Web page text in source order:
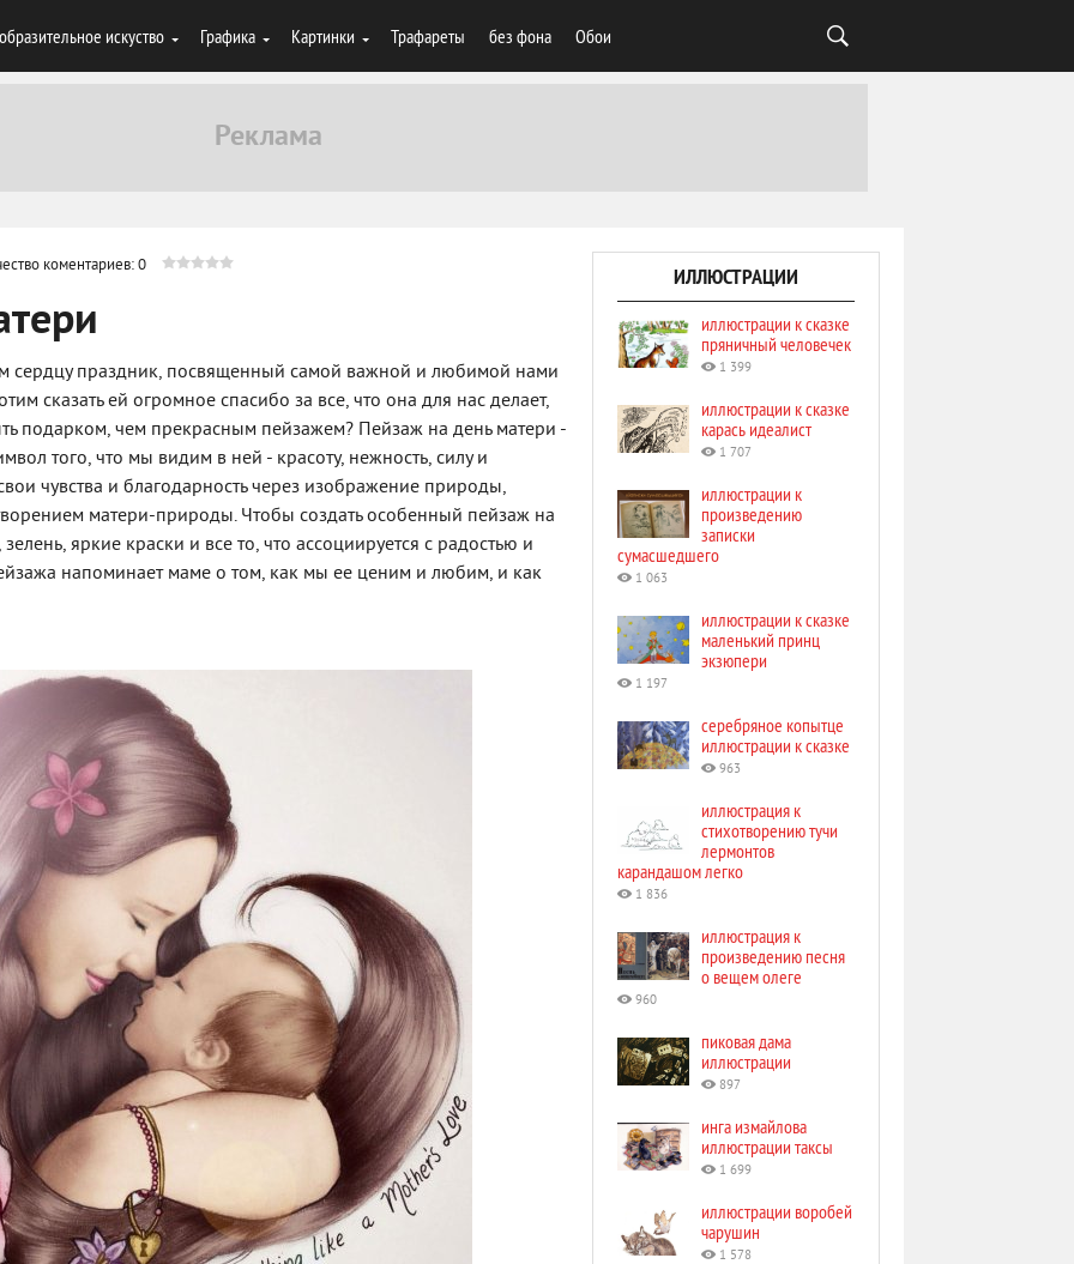
искуство Графика Картинки Трафареты без фона Обои
коментариев: 0
сердцу праздник, посвященный самой важной и любимой нами
сказать ей огромное спасибо за все, что она для нас делает,
подарком, чем прекрасным пейзажем? Пейзаж на день матери -
того, что мы видим в ней - красоту, нежность, силу и
чувства и благодарность через изображение природы,
матери-природы. Чтобы создать особенный пейзаж на
яркие краски и все то, что ассоциируется с радостью и
напоминает маме о том, как мы ее ценим и любим, и как
ИЛЛЮСТРАЦИИ
иллюстрации к сказке
пряничный человечек
1 399
иллюстрации к сказке
карась идеалист
1 707
иллюстрации к
произведению
записки
сумасшедшего
1 063
иллюстрации к сказке
маленький принц
экзюпери
1 197
серебряное копытце
иллюстрации к сказке
963
иллюстрация к
стихотворению тучи
лермонтов
карандашом легко
1 836
иллюстрация к
произведению песня
о вещем олеге
960
пиковая дама
иллюстрации
897
инга измайлова
иллюстрации таксы
1 699
иллюстрации воробей
чарушин
1 578